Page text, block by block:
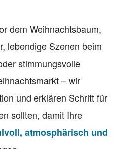
dem Weihnachtsbaum,
lebendige Szenen beim
stimmungsvolle
– wir
und erklären Schritt für
sollten, damit Ihre
atmosphärisch und